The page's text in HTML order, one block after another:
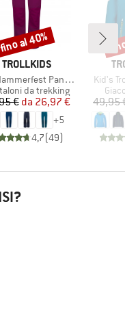
MARCHIO
TROLLKIDS
Pants Pro
di prodotti
da trekking
Prezzo
€ Prezzo ridotto
da 26,97 €
+5
4,7(49)
al 40%
Articolo
Kid's
49,95